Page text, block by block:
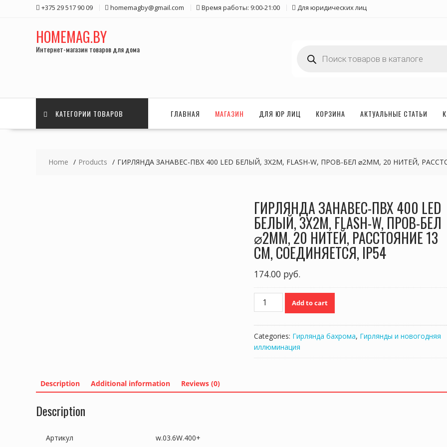
+375 29 517 90 09 homemagby@gmail.com Время работы: 9:00-21:00 Для юридических лиц
HOMEMAG.BY
Интернет-магазин товаров для дома
товаров
КАТЕГОРИИ ТОВАРОВ ГЛАВНАЯ МАГАЗИН ДЛЯ ЮР ЛИЦ КОРЗИНА АКТУАЛЬНЫЕ СТАТЬИ
Home Products ГИРЛЯНДА ЗАНАВЕС-ПВХ 400 LED БЕЛЫЙ, 3Х2М, FLASH-W, ПРОВ-БЕЛ ⌀2ММ, 20 НИТЕЙ,
ГИРЛЯНДА ЗАНАВЕС-ПВХ 400 LED
БЕЛЫЙ, 3Х2М, FLASH-W, ПРОВ-БЕЛ
⌀2ММ, 20 НИТЕЙ, РАССТОЯНИЕ 13
СМ, СОЕДИНЯЕТСЯ, IP54
174.00 руб.
ГИРЛЯНДА
ЗАНАВЕС-
LED
БЕЛЫЙ,
Add to cart
Categories: Гирлянда бахрома, Гирлянды и новогодняя
иллюминация
Description Additional information Reviews (0)
Description
Артикул w.03.6W.400+